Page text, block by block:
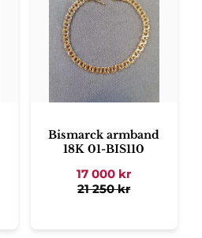
Bismarck armband
18K 01-BIS110
17 000 kr
21 250kr